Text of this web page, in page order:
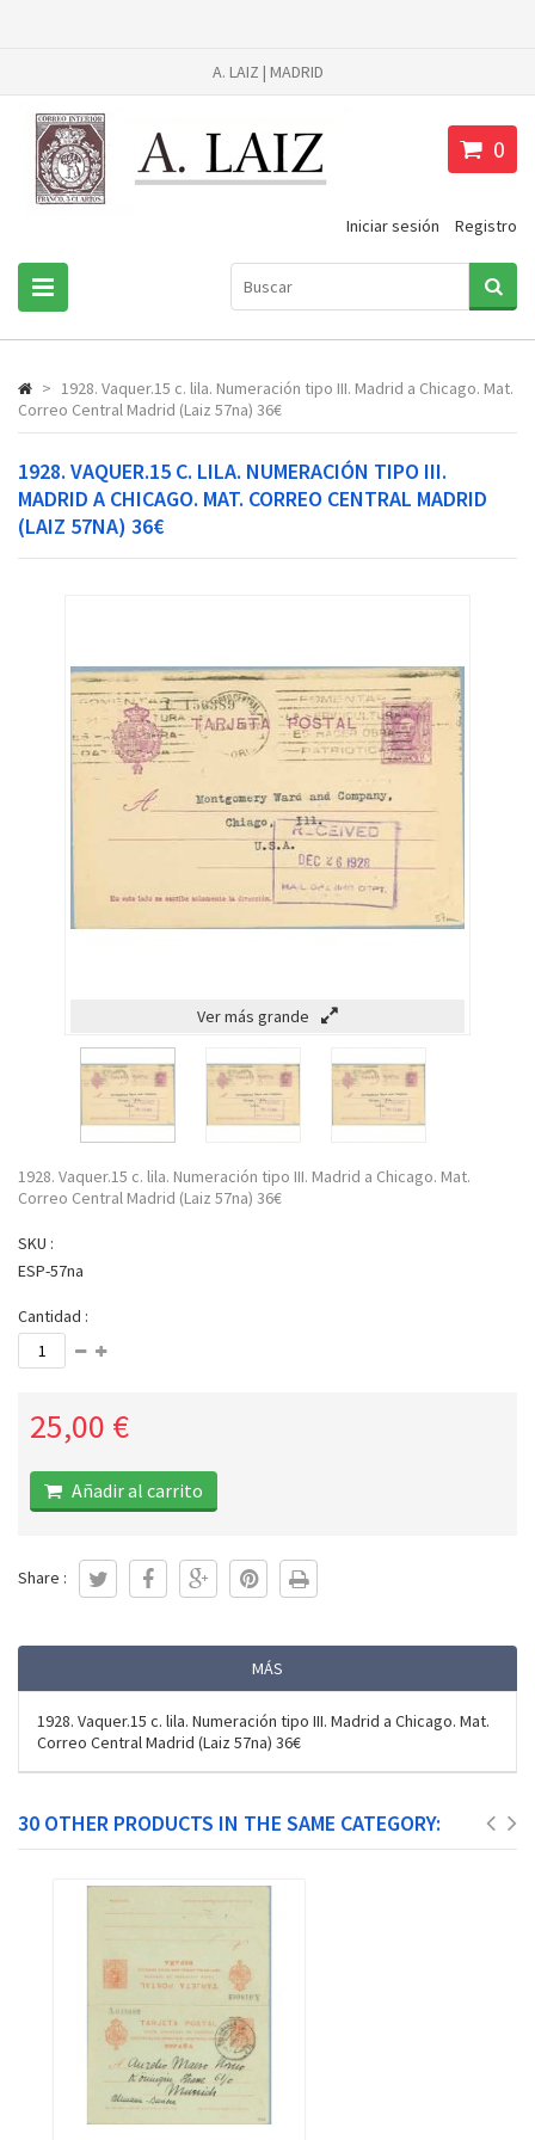
A. LAIZ | MADRID
0
Iniciar sesión Registro
> 1928. Vaquer.15 c. lila. Numeración tipo III. Madrid a Chicago. Mat.
Correo Central Madrid (Laiz 57na) 36€
1928. VAQUER.15 C. LILA. NUMERACIÓN TIPO III.
MADRID A CHICAGO. MAT. CORREO CENTRAL MADRID
(LAIZ 57NA) 36€
Ver más grande
1928. Vaquer.15 c. lila. Numeración tipo III. Madrid a Chicago. Mat.
Correo Central Madrid (Laiz 57na) 36€
SKU :
ESP-57na
Cantidad :
25,00 €
Añadir al carrito
Share :
MÁS
1928. Vaquer.15 c. lila. Numeración tipo III. Madrid a Chicago. Mat.
Correo Central Madrid (Laiz 57na) 36€
30 OTHER PRODUCTS IN THE SAME CATEGORY: